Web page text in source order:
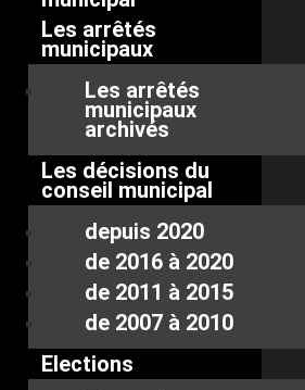
Les arrêtés
municipaux
Les arrêtés
municipaux
archivés
Les décisions du
conseil municipal
depuis 2020
de 2016 à 2020
de 2011 à 2015
de 2007 à 2010
Elections